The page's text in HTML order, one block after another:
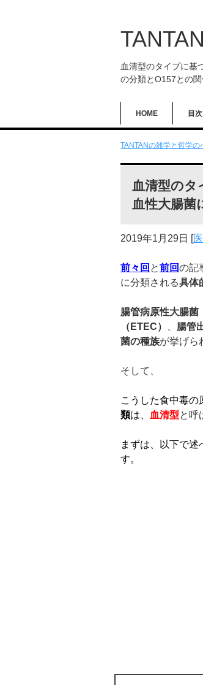
血清型のタイプに基
の分類とO157との
HOME 目次
TANTANの雑学と哲学の
血清型のタ
血性大腸菌
2019年1月29日 [
前々回 と前回の記
に分類される具体
腸管病原性大腸菌
（ ETEC） 腸管
菌の種族が挙げら
そして、
こうした食中毒の
類は、 血清型と呼
まずは、以下で述
す。